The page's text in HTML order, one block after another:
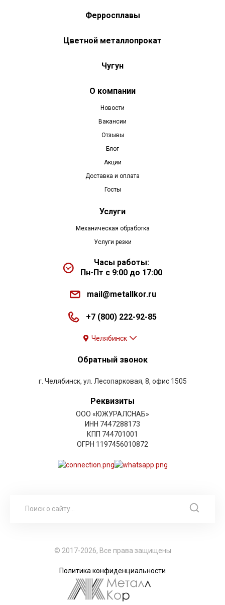
Ферросплавы
Цветной металлопрокат
Чугун
О компании
Новости
Вакансии
Отзывы
Блог
Акции
Доставка и оплата
Госты
Услуги
Механическая обработка
Услуги резки
Часы работы:
Пн-Пт с 9:00 до 17:00
mail@metallkor.ru
+7 (800) 222-92-85
Челябинск
Обратный звонок
г. Челябинск, ул. Лесопарковая, 8, офис 1505
Реквизиты
ООО «ЮЖУРАЛСНАБ»
ИНН 7447288173
КПП 744701001
ОГРН 1197456010872
© 2017-2026, Все права защищены
Политика конфиденциальности